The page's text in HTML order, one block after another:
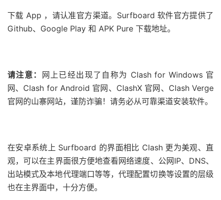
下载 App ，请认准官方渠道。Surfboard 软件官方提供了
Github、Google Play 和 APK Pure 下载地址。
请注意：
网上已经出现了自称为 Clash for Windows 官
网、Clash for Android 官网、ClashX 官网、Clash Verge
官网的山寨网站，谨防诈骗！请务必从可靠渠道安装软件。
在安卓系统上 Surfboard 的界面相比 Clash 更为美观、直
观，可以在主界面很方便地查看网络速度、公网IP、DNS、
出站模式及本地代理端口等等，代理配置切换等设置的层级
也在主界面中，十分方便。